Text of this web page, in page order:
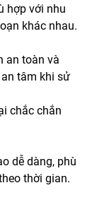
hợp với nhu
khác nhau.
an toàn và
tâm khi sử
chắc chắn
dễ dàng, phù
thời gian.